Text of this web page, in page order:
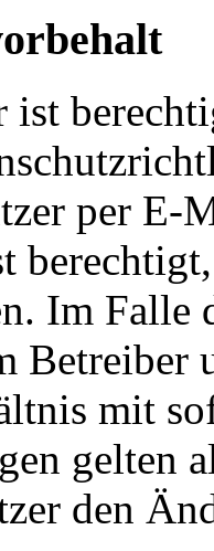
ist
per E-
Im Falle
Betreiber
mit
gelten
den